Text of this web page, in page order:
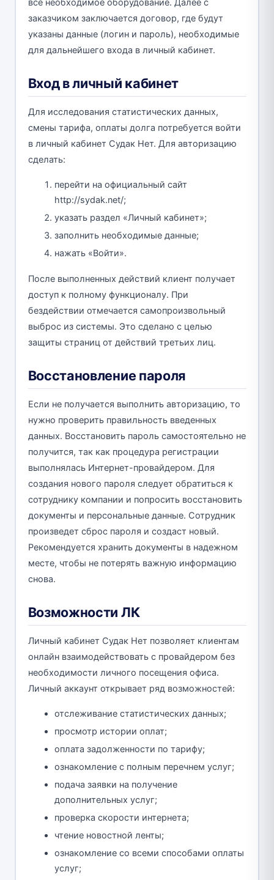
все необходимое оборудование. Далее с
заказчиком заключается договор, где будут
указаны данные (логин и пароль), необходимые
для дальнейшего входа в личный кабинет.
Вход в личный кабинет
Для исследования статистических данных,
смены тарифа, оплаты долга потребуется войти
в личный кабинет Судак Нет. Для авторизацию
сделать:
перейти на официальный сайт
http://sydak.net/;
указать раздел «Личный кабинет»;
заполнить необходимые данные;
нажать «Войти».
После выполненных действий клиент получает
доступ к полному функционалу. При
бездействии отмечается самопроизвольный
выброс из системы. Это сделано с целью
защиты страниц от действий третьих лиц.
Восстановление пароля
Если не получается выполнить авторизацию, то
нужно проверить правильность введенных
данных. Восстановить пароль самостоятельно не
получится, так как процедура регистрации
выполнялась Интернет-провайдером. Для
создания нового пароля следует обратиться к
сотруднику компании и попросить восстановить
документы и персональные данные. Сотрудник
произведет сброс пароля и создаст новый.
Рекомендуется хранить документы в надежном
месте, чтобы не потерять важную информацию
снова.
Возможности ЛК
Личный кабинет Судак Нет позволяет клиентам
онлайн взаимодействовать с провайдером без
необходимости личного посещения офиса.
Личный аккаунт открывает ряд возможностей:
отслеживание статистических данных;
просмотр истории оплат;
оплата задолженности по тарифу;
ознакомление с полным перечнем услуг;
подача заявки на получение
дополнительных услуг;
проверка скорости интернета;
чтение новостной ленты;
ознакомление со всеми способами оплаты
услуг;